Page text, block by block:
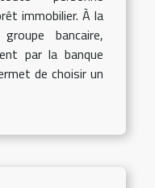
immobilier. À la
bancaire,
par la banque
de choisir un